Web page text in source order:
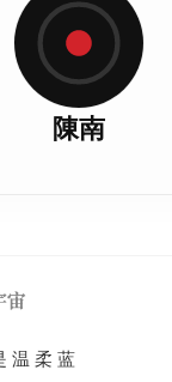
陳南
宙
温 柔 蓝